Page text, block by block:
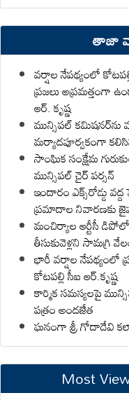
తాజా
వర్షాల నేపథ్యంలో
ప్రజలు అప్రమత్తంగా
ఆర్. కృష్ణ
మున్సిపల్ కమిషనర్‌ను
మర్యాదపూర్వకంగా
సాంఘిక సంక్షేమ
మున్సిపల్ చైర్ పర్సన్
ఇందారం ఎక్స్‌రోడ్డు
ప్రమాదాల నివారణకు
మంచిర్యాల ఆర్టీసీ
తీసుకువెళ్లని సామగ్రి
భారీ వర్షాల నేపథ్యంలో
కోటపల్లి సీఐ ఆర్.కృష్ణ
కార్మిక సమస్యలపై
పత్రం అందజేత
ఘనంగా శ్రీ గోదాదేవి
Most